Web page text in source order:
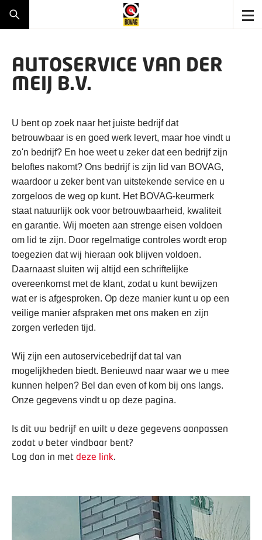
AUTOSERVICE VAN DER
MEIJ B.V.
U bent op zoek naar het juiste bedrijf dat
betrouwbaar is en goed werk levert, maar hoe vindt u
zo'n bedrijf? En hoe weet u zeker dat een bedrijf zijn
beloftes nakomt? Ons bedrijf is zijn lid van BOVAG,
waardoor u zeker bent van uitstekende service en u
zorgeloos de weg op kunt. Het BOVAG-keurmerk
staat natuurlijk ook voor betrouwbaarheid, kwaliteit
en garantie. Wij moeten aan strenge eisen voldoen
om lid te zijn. Door regelmatige controles wordt erop
toegezien dat wij hieraan ook blijven voldoen.
Daarnaast sluiten wij altijd een schriftelijke
overeenkomst met de klant, zodat u kunt bewijzen
wat er is afgesproken. Op deze manier kunt u op een
veilige manier afspraken met ons maken en zijn
zorgen verleden tijd.
Wij zijn een autoservicebedrijf dat tal van
mogelijkheden biedt. Benieuwd naar waar we u mee
kunnen helpen? Bel dan even of kom bij ons langs.
Onze gegevens vindt u op deze pagina.
Is dit uw bedrijf en wilt u deze gegevens aanpassen
zodat u beter vindbaar bent?
Log dan in met deze link.